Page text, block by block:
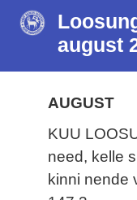
august
AUGUST
KUU
need, kelle
kinni nende